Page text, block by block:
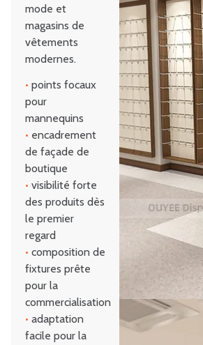
mode et
magasins de
vêtements
modernes.
• points focaux
pour
mannequins
• encadrement
de façade de
boutique
• visibilité forte
des produits dès
le premier
regard
• composition de
fixtures prête
pour la
commercialisation
• adaptation
facile pour la